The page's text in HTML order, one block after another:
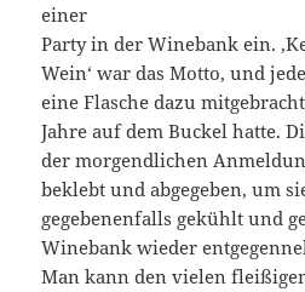
einer
Party in der Winebank ein.
Wein‘ war das Motto, und
eine Flasche dazu
Jahre auf dem Buckel hatte.
der morgendlichen
beklebt und abgegeben, um
gegebenenfalls gekühlt und
Winebank wieder
Man kann den vielen